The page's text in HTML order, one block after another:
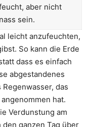
aber nicht
nass sein.
leicht anzufeuchten,
So kann die Erde
dass es einfach
abgestandenes
das
hat.
Verdunstung am
ganzen Tag über